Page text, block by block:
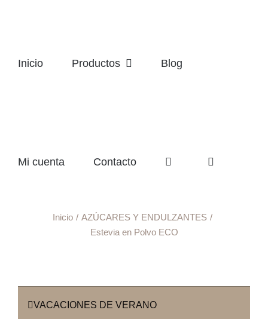
Inicio Productos Blog
Mi cuenta Contacto
Inicio
AZÚCARES Y ENDULZANTES
Estevia en Polvo ECO
VACACIONES DE VERANO